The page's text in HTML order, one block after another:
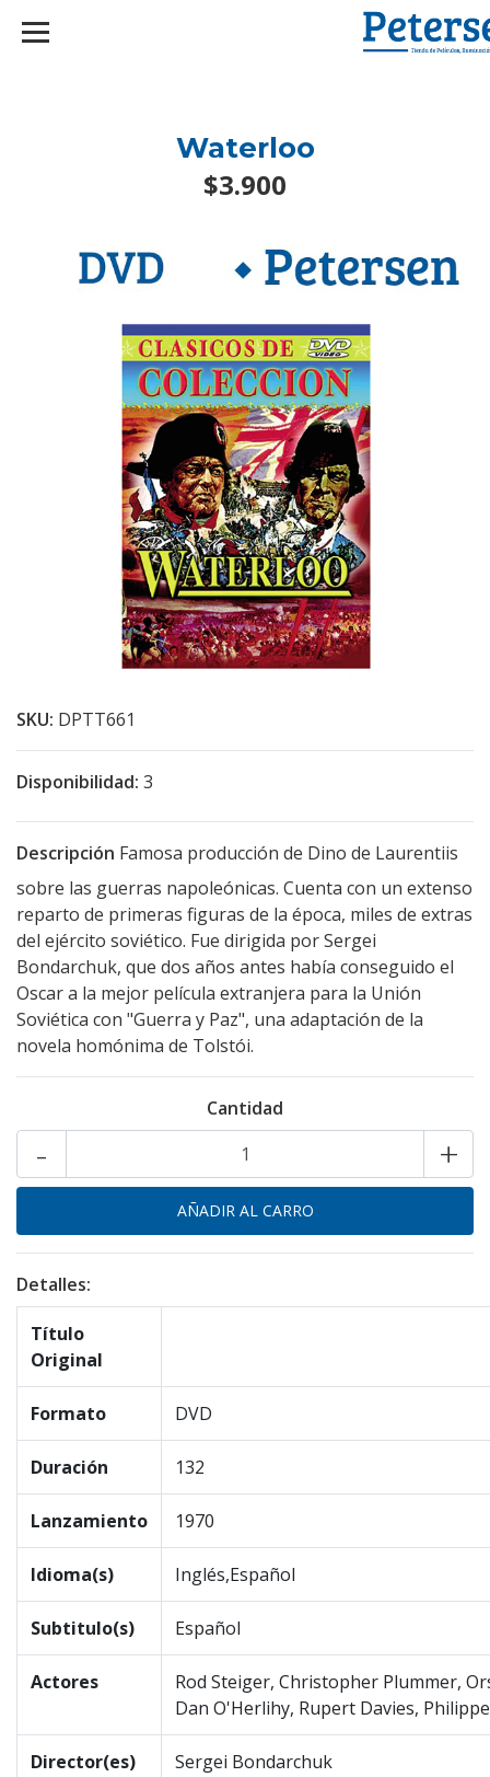
Waterloo
$3.900
SKU: DPTT661
Disponibilidad: 3
Descripción Famosa producción de Dino de Laurentiis
sobre las guerras napoleónicas. Cuenta con un extenso
reparto de primeras figuras de la época, miles de extras
del ejército soviético. Fue dirigida por Sergei
Bondarchuk, que dos años antes había conseguido el
Oscar a la mejor película extranjera para la Unión
Soviética con "Guerra y Paz", una adaptación de la
novela homónima de Tolstói.
Cantidad
+
-
Detalles:
Título
Original
Formato DVD
Duración 132
Lanzamiento 1970
Idioma(s) Inglés,Español
Subtitulo(s) Español
Actores
Rod Steiger, Christopher Plummer,
Dan O'Herlihy, Rupert Davies,
Director(es) Sergei Bondarchuk